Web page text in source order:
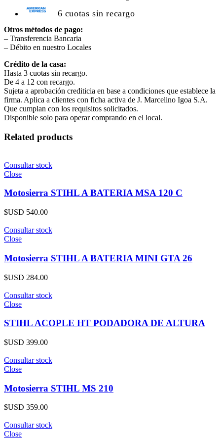
6 cuotas sin recargo
Otros métodos de pago:
– Transferencia Bancaria
– Débito en nuestro Locales
Crédito de la casa:
Hasta 3 cuotas sin recargo.
De 4 a 12 con recargo.
Sujeta a aprobación crediticia en base a condiciones que establece la
firma. Aplica a clientes con ficha activa de J. Marcelino Igoa S.A.
Que cumplan con los requisitos solicitados.
Disponible solo para operar comprando en el local.
Related products
Consultar stock
Close
Motosierra STIHL A BATERIA MSA 120 C
$USD 540.00
Consultar stock
Close
Motosierra STIHL A BATERIA MINI GTA 26
$USD 284.00
Consultar stock
Close
STIHL ACOPLE HT PODADORA DE ALTURA
$USD 399.00
Consultar stock
Close
Motosierra STIHL MS 210
$USD 359.00
Consultar stock
Close